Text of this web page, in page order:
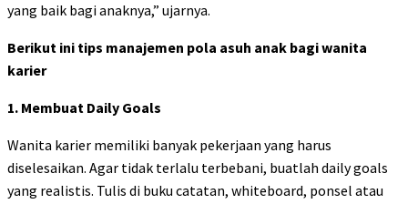
yang baik bagi anaknya,” ujarnya.
Berikut ini tips manajemen pola asuh anak bagi wanita
karier
1. Membuat Daily Goals
Wanita karier memiliki banyak pekerjaan yang harus
diselesaikan. Agar tidak terlalu terbebani, buatlah daily goals
yang realistis. Tulis di buku catatan, whiteboard, ponsel atau